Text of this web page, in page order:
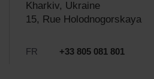
Kharkiv, Ukraine
15, Rue Holodnogorskaya
FR +33 805 081 801